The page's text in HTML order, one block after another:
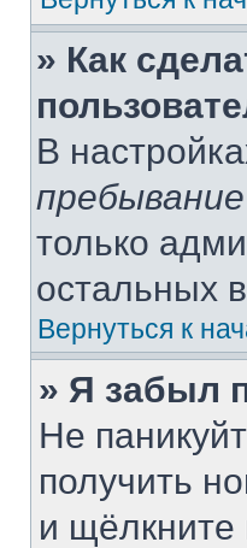
» Как
В
только
остальных
Вернуться к
» Я забыл
Не
получить
и щёлкните